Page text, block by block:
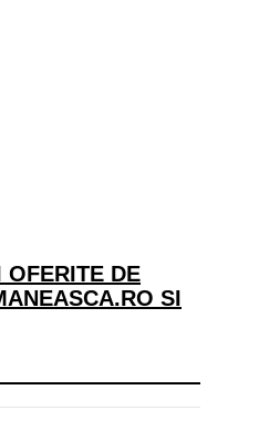
OFERITE DE
SI